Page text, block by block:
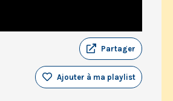
Partager
Ajouter à ma playlist